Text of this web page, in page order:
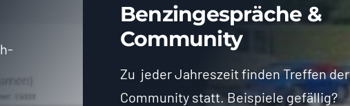
Benzingespräche &
Community
Zu jeder Jahreszeit finden Treffen der
Community statt. Beispiele gefällig?